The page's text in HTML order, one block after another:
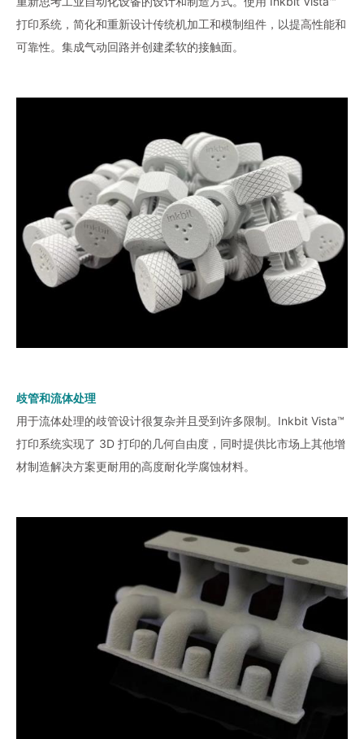
打印系统，简化和重新设计传统机加工和模制组件，以提高性能和
可靠性。集成气动回路并创建柔软的接触面。
歧管和流体处理
用于流体处理的歧管设计很复杂并且受到许多限制。Inkbit Vista™
打印系统实现了 3D 打印的几何自由度，同时提供比市场上其他增
材制造解决方案更耐用的高度耐化学腐蚀材料。